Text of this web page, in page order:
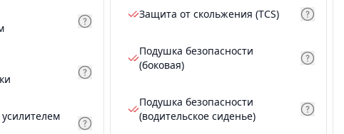
усилителем
Защита от скольжения (TCS)
Подушка безопасности
(боковая)
Подушка безопасности
(водительское сиденье)